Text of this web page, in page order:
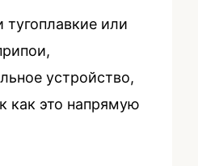
или
устройство,
как это напрямую